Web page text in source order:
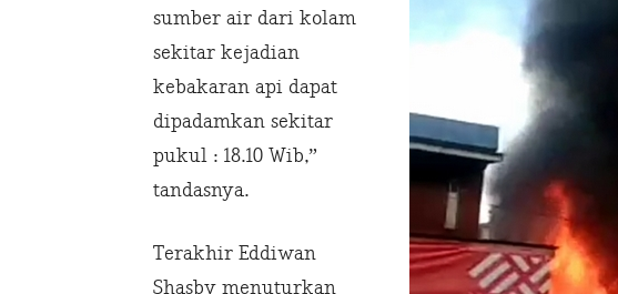
sumber air dari kolam
sekitar kejadian
kebakaran api dapat
dipadamkan sekitar
pukul : 18.10 Wib,”
tandasnya.
Terakhir Eddiwan
Shasby menuturkan